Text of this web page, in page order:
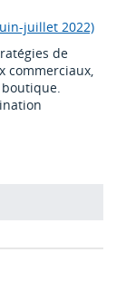
juillet 2022)
de
commerciaux,